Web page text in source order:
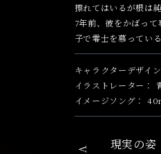
擦れてはいるが根は純
7年前、彼をかばっ
子で零士を慕ってい
キャラクターデザイ
イラストレーター
イメージソング
現実の姿